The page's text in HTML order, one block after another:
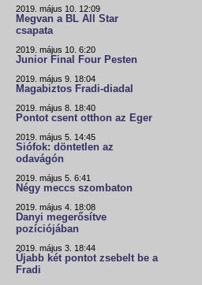
2019. május 10. 12:09
Megvan a BL All Star
csapata
2019. május 10. 6:20
Junior Final Four Pesten
2019. május 9. 18:04
Magabiztos Fradi-diadal
2019. május 8. 18:40
Pontot csent otthon az Eger
2019. május 5. 14:45
Siófok: döntetlen az
odavágón
2019. május 5. 6:41
Négy meccs szombaton
2019. május 4. 18:08
Danyi megerősítve
pozíciójában
2019. május 3. 18:44
Újabb két pontot zsebelt be a
Fradi